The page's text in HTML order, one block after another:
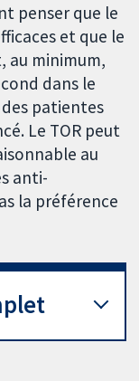
penser que le
et que le
au minimum,
dans le
patientes
Le TOR peut
au
anti-
la préférence